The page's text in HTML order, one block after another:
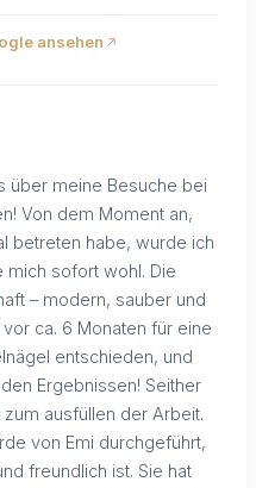
ansehen
über meine Besuche bei
Von dem Moment an,
betreten habe, wurde ich
mich sofort wohl. Die
– modern, sauber und
ca. 6 Monaten für eine
entschieden, und
Ergebnissen! Seither
ausfüllen der Arbeit.
von Emi durchgeführt,
freundlich ist. Sie hat